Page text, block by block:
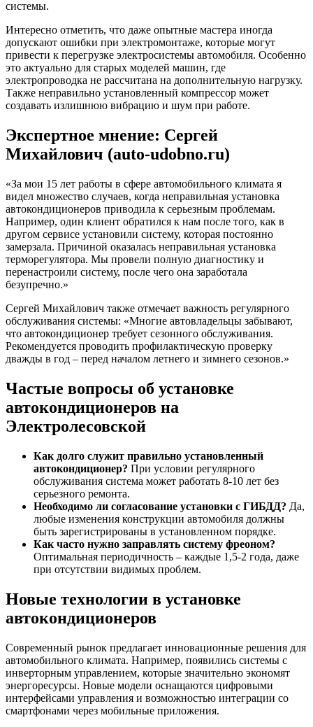
системы.
Интересно отметить, что даже опытные мастера иногда
допускают ошибки при электромонтаже, которые могут
привести к перегрузке электросистемы автомобиля. Особенно
это актуально для старых моделей машин, где
электропроводка не рассчитана на дополнительную нагрузку.
Также неправильно установленный компрессор может
создавать излишнюю вибрацию и шум при работе.
Экспертное мнение: Сергей
Михайлович (auto-udobno.ru)
«За мои 15 лет работы в сфере автомобильного климата я
видел множество случаев, когда неправильная установка
автокондиционеров приводила к серьезным проблемам.
Например, один клиент обратился к нам после того, как в
другом сервисе установили систему, которая постоянно
замерзала. Причиной оказалась неправильная установка
терморегулятора. Мы провели полную диагностику и
перенастроили систему, после чего она заработала
безупречно.»
Сергей Михайлович также отмечает важность регулярного
обслуживания системы: «Многие автовладельцы забывают,
что автокондиционер требует сезонного обслуживания.
Рекомендуется проводить профилактическую проверку
дважды в год – перед началом летнего и зимнего сезонов.»
Частые вопросы об установке
автокондиционеров на
Электролесовской
Как долго служит правильно установленный
автокондиционер? При условии регулярного
обслуживания система может работать 8-10 лет без
серьезного ремонта.
Необходимо ли согласование установки с ГИБДД? Да,
любые изменения конструкции автомобиля должны
быть зарегистрированы в установленном порядке.
Как часто нужно заправлять систему фреоном?
Оптимальная периодичность – каждые 1,5-2 года, даже
при отсутствии видимых проблем.
Новые технологии в установке
автокондиционеров
Современный рынок предлагает инновационные решения для
автомобильного климата. Например, появились системы с
инверторным управлением, которые значительно экономят
энергоресурсы. Новые модели оснащаются цифровыми
интерфейсами управления и возможностью интеграции со
смартфонами через мобильные приложения.